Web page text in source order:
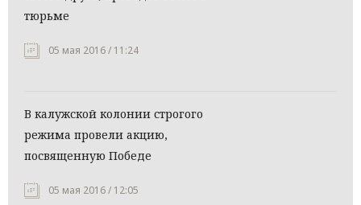
тюрьме
05 мая 2016 / 11:24
В калужской колонии строгого
режима провели акцию,
посвященную Победе
05 мая 2016 / 12:05